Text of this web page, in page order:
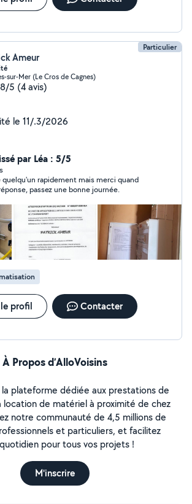
Particulier
Ameur
sur-Mer (Le Cros de Cagnes)
5 (4 avis)
le 11/.3/2026
par Léa : 5/5
quelqu'un rapidement mais merci quand
passez une bonne journée.
profil Contacter
À Propos d’AlloVoisins
la plateforme dédiée aux prestations de
location de matériel à proximité de chez
notre communauté de 4,5 millions de
et particuliers, et facilitez
pour tous vos projets !
M'inscrire